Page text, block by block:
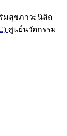
มสุขภาวะนิสิต
ศูนย์นวัตกรรม